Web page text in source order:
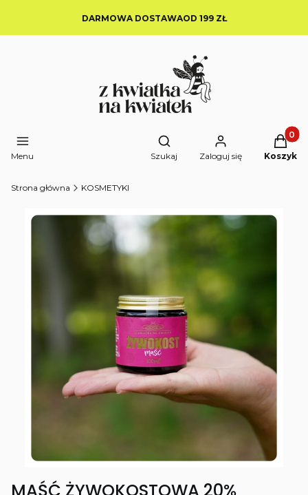
DARMOWA DOSTAWAOD 199 ZŁ
Menu
Otwórz wyszukiwarkę
Szukaj Zaloguj się Koszyk
Strona główna KOSMETYKI